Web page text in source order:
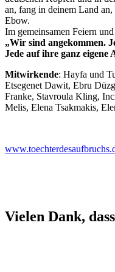
an, fang in deinem Land
Ebow.
Im gemeinsamen Feiern
„Wir sind angekommen.
Jede auf ihre ganz eigene
Mitwirkende: Hayfa und
Etsegenet Dawit, Ebru
Franke, Stavroula Kling,
Melis, Elena Tsakmakis,
Vielen Dank,